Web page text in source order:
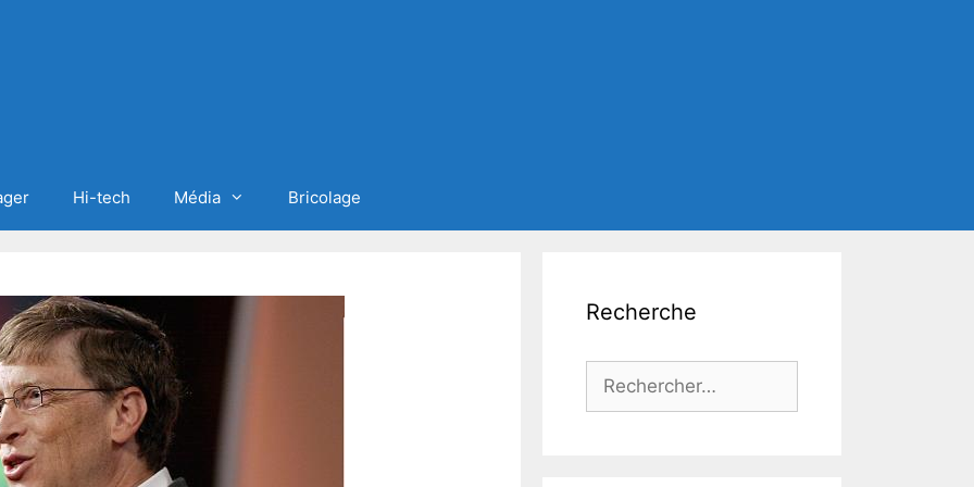
Hi-tech Média Bricolage
Recherche
Rechercher :